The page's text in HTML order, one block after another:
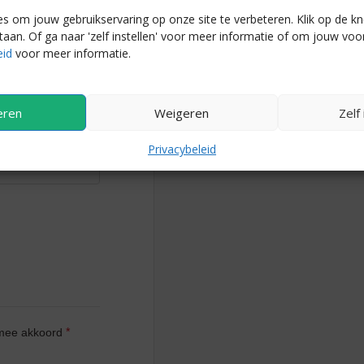
om jouw gebruikservaring op onze site te verbeteren. Klik op de
Of ga naar 'zelf instellen' voor meer informatie of om jouw
voor meer informatie.
Weigeren Zelf
Privacybeleid
akkoord *
Quality Assured
All products go through
Passionate Customer
Call us at +1-202-555-